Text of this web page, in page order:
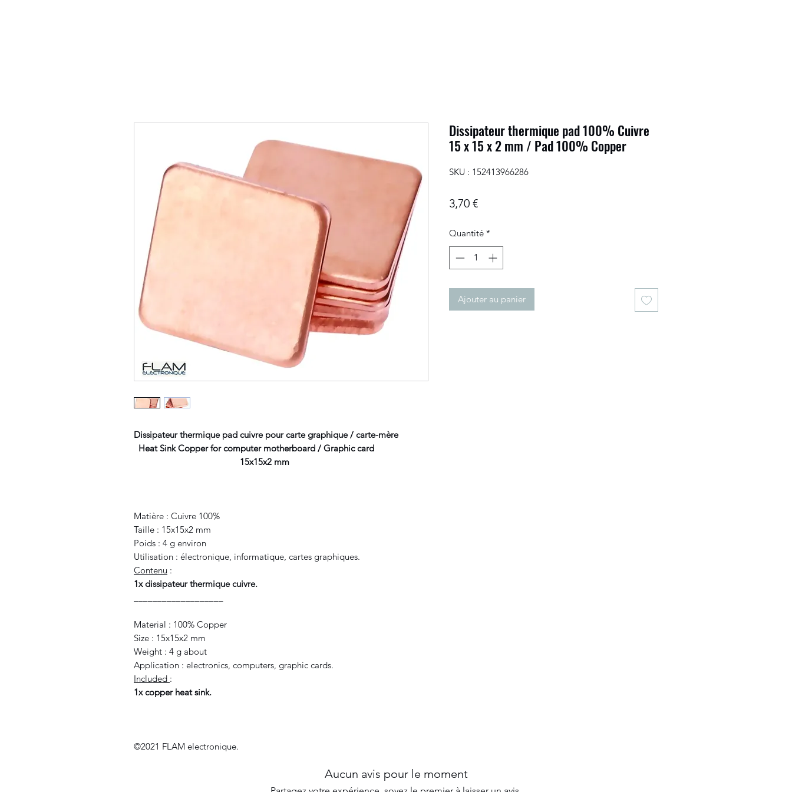
Dissipateur thermique pad cuivre pour carte graphique / carte-mère
Heat Sink Copper for computer motherboard / Graphic card
15x15x2 mm
Matière : Cuivre 100%
Taille : 15x15x2 mm
Poids : 4 g environ
Utilisation : électronique, informatique, cartes graphiques.
Contenu :
1x dissipateur thermique cuivre.
Material : 100% Copper
Size : 15x15x2 mm
Weight : 4 g about
Application : electronics, computers, graphic cards.
Included :
1x copper heat sink.
©2021 FLAM electronique.
Dissipateur thermique pad 100% Cuivre
15 x 15 x 2 mm / Pad 100% Copper
SKU : 152413966286
3,70 €Prix
Quantité *
Ajouter au panier
Aucun avis pour le moment